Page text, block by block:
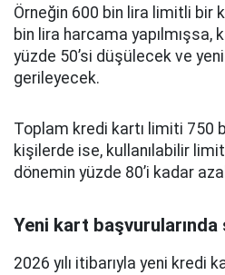
Örneğin 600 bin lira limitli bir
bin lira harcama yapılmışsa,
yüzde 50’si düşülecek ve
gerileyecek.
Toplam kredi kartı limiti 750
kişilerde ise, kullanılabilir
dönemin yüzde 80’i kadar
Yeni kart başvurularında
2026 yılı itibarıyla yeni kredi